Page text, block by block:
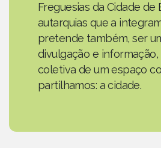
Freguesias da Cidade de
autarquias que a
pretende também, ser
divulgação e
coletiva de um espaço
partilhamos: a cidade.